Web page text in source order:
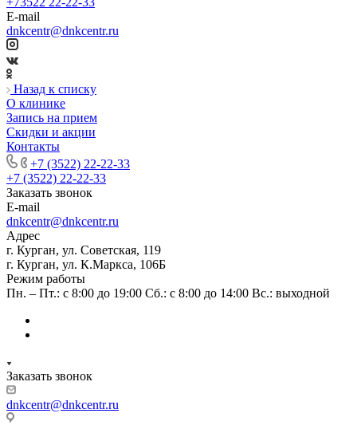
E-mail
dnkcentr@dnkcentr.ru
Назад к списку
О клинике
Запись на прием
Скидки и акции
Контакты
+7 (3522) 22-22-33
+7 (3522) 22-22-33
Заказать звонок
E-mail
dnkcentr@dnkcentr.ru
Адрес
г. Курган, ул. Советская, 119
г. Курган, ул. К.Маркса, 106Б
Режим работы
Пн. – Пт.: с 8:00 до 19:00 Сб.: с 8:00 до 14:00 Вс.: выходной
Заказать звонок
dnkcentr@dnkcentr.ru